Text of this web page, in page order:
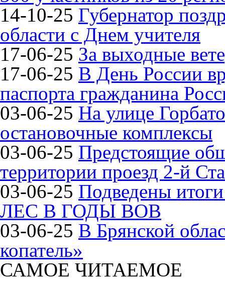
14-10-25 Губернатор
области с Днем учителя
17-06-25 За выходные
17-06-25 В День России
паспорта гражданина
03-06-25 На улице
остановочные комплексы
03-06-25 Предстоящие
территории проезд 2-й
03-06-25 Подведены
ЛЕС В ГОДЫ ВОВ
03-06-25 В Брянской
копатель»
САМОЕ ЧИТАЕМОЕ